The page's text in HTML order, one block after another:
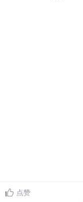
点赞